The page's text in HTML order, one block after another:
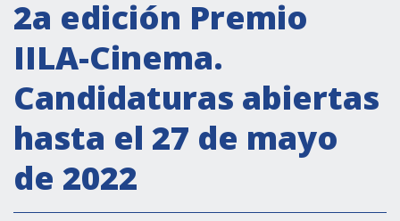
Secretaría Cultural
Secretaría Socioeconómica
Secretaría Técnico-científica
Forum Pymes
Conferencia Italia- América Latina y el Caribe
Red para la promoción de la igualdad de
género
2a edición Premio
IILA-Cinema.
Candidaturas abiertas
hasta el 27 de mayo
de 2022